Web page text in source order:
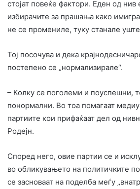
стојат повеќе фактори. Еден од нив
избирачите за прашања како
не се промениле, туку станале
Тој посочува и дека
постепено се „нормализирале“.
– Колку се поголеми и поуспешни,
понормални. Во тоа помагаат
партиите кои прифаќаат дел од
Родејн.
Според него, овие партии се и
во обликувањето на политичките
се засноваат на поделба меѓу